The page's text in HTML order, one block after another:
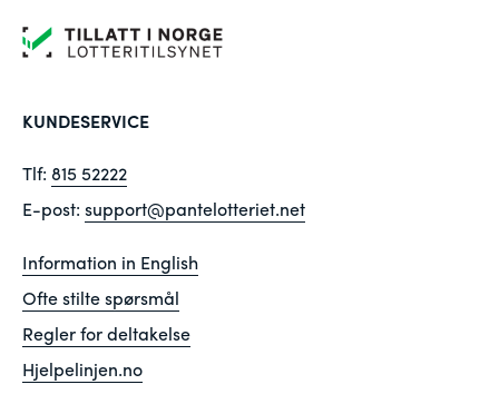
KUNDESERVICE
Tlf: 815 52222
E-post: support@pantelotteriet.net
Information in English
Ofte stilte spørsmål
Regler for deltakelse
Hjelpelinjen.no